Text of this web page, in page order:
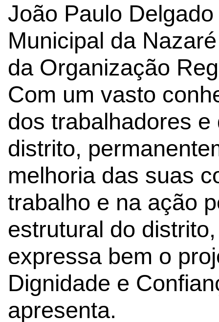
João Paulo
Municipal da
da Organização
Com um vasto
dos trabalhadores
distrito,
melhoria das suas
trabalho e na ação
estrutural do
expressa bem o
Dignidade e
apresenta.